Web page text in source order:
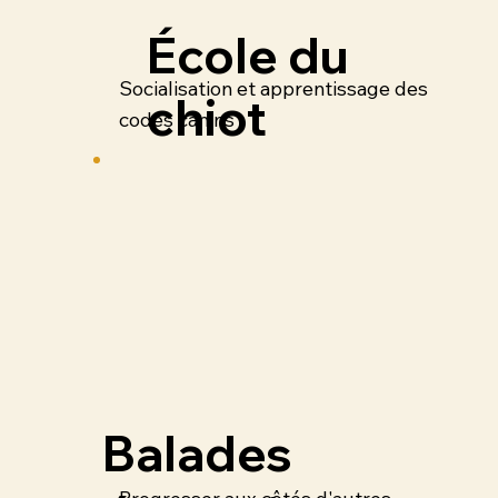
École du
chiot
Socialisation et apprentissage des
codes canins
Balades